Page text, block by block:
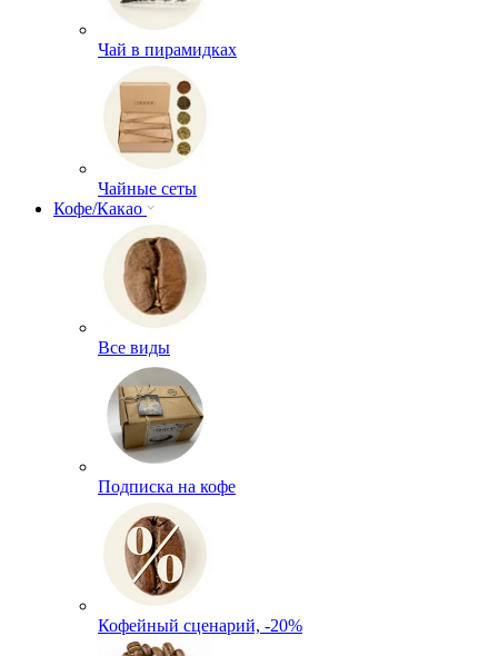
Чай в пирамидках
Чайные сеты
Кофе/Какао
Все виды
Подписка на кофе
Кофейный сценарий, -20%